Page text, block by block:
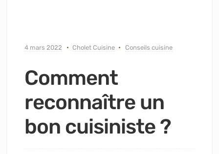
4 mars 2022 Cholet Cuisine Conseils cuisine
Comment
reconnaître un
bon cuisiniste ?